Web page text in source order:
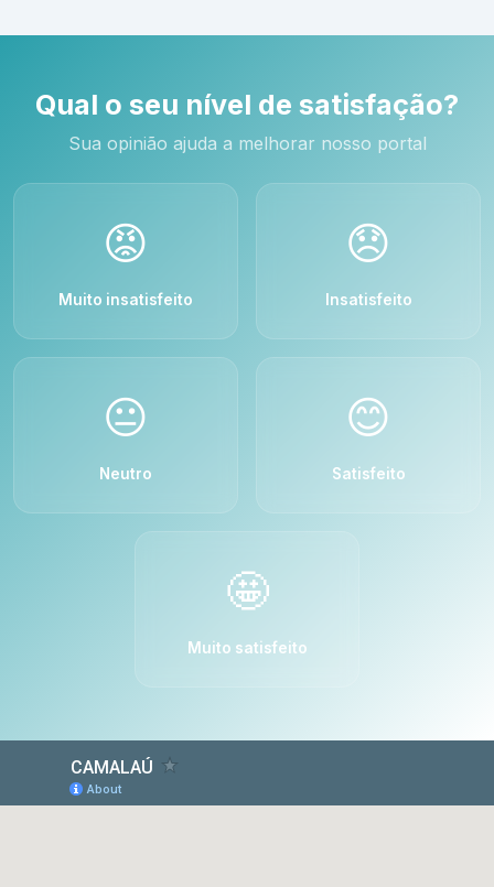
Qual o seu nível de satisfação?
Sua opinião ajuda a melhorar nosso portal
😡
Muito insatisfeito
😞
Insatisfeito
😐
Neutro
😊
Satisfeito
🤩
Muito satisfeito